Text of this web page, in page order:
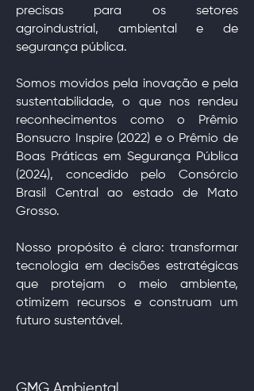
precisas para os setores
agroindustrial, ambiental e de
segurança pública.
Somos movidos pela inovação e pela
sustentabilidade, o que nos rendeu
reconhecimentos como o Prêmio
Bonsucro Inspire (2022) e o Prêmio de
Boas Práticas em Segurança Pública
(2024), concedido pelo Consórcio
Brasil Central ao estado de Mato
Grosso.
Nosso propósito é claro: transformar
tecnologia em decisões estratégicas
que protejam o meio ambiente,
otimizem recursos e construam um
futuro sustentável.